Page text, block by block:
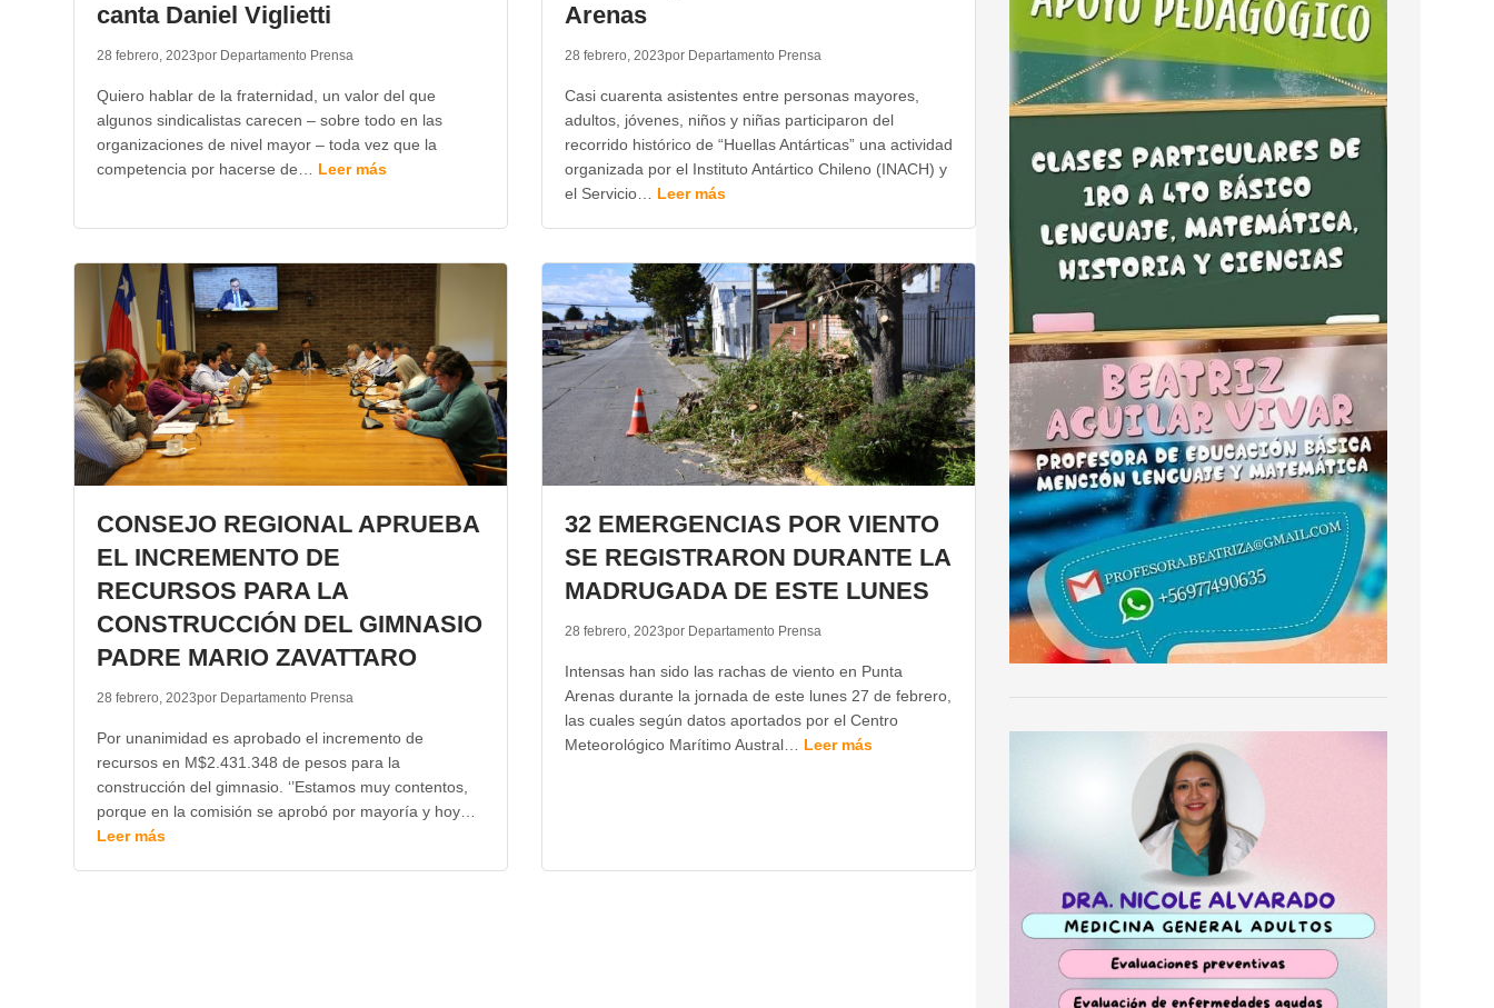
canta Daniel Viglietti
28 febrero, 2023por Departamento Prensa
Quiero hablar de la fraternidad, un valor del que
algunos sindicalistas carecen – sobre todo en las
organizaciones de nivel mayor – toda vez que la
competencia por hacerse de… Leer más
Arenas
28 febrero, 2023por Departamento Prensa
Casi cuarenta asistentes entre personas mayores,
adultos, jóvenes, niños y niñas participaron del
recorrido histórico de “Huellas Antárticas” una actividad
organizada por el Instituto Antártico Chileno (INACH) y
el Servicio… Leer más
CONSEJO REGIONAL APRUEBA
EL INCREMENTO DE
RECURSOS PARA LA
CONSTRUCCIÓN DEL GIMNASIO
PADRE MARIO ZAVATTARO
28 febrero, 2023por Departamento Prensa
Por unanimidad es aprobado el incremento de
recursos en M$2.431.348 de pesos para la
construcción del gimnasio. ‘’Estamos muy contentos,
porque en la comisión se aprobó por mayoría y hoy…
Leer más
32 EMERGENCIAS POR VIENTO
SE REGISTRARON DURANTE LA
MADRUGADA DE ESTE LUNES
28 febrero, 2023por Departamento Prensa
Intensas han sido las rachas de viento en Punta
Arenas durante la jornada de este lunes 27 de febrero,
las cuales según datos aportados por el Centro
Meteorológico Marítimo Austral… Leer más